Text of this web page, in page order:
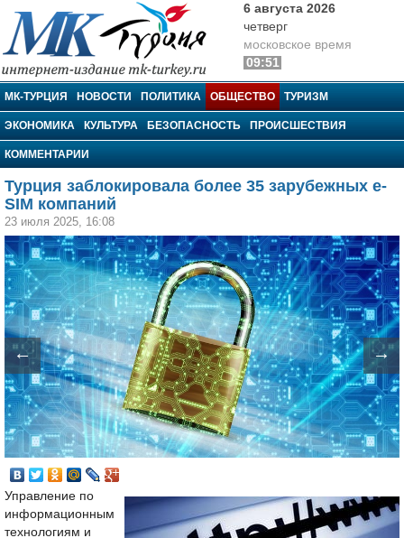
МК-Турция
6 августа 2026
четверг
московское время
09:51
МК-ТУРЦИЯ НОВОСТИ ПОЛИТИКА ОБЩЕСТВО ТУРИЗМ
ЭКОНОМИКА КУЛЬТУРА БЕЗОПАСНОСТЬ ПРОИСШЕСТВИЯ
КОММЕНТАРИИ
Турция заблокировала более 35 зарубежных e-
SIM компаний
23 июля 2025, 16:08
← →
Управление по
информационным
технологиям и